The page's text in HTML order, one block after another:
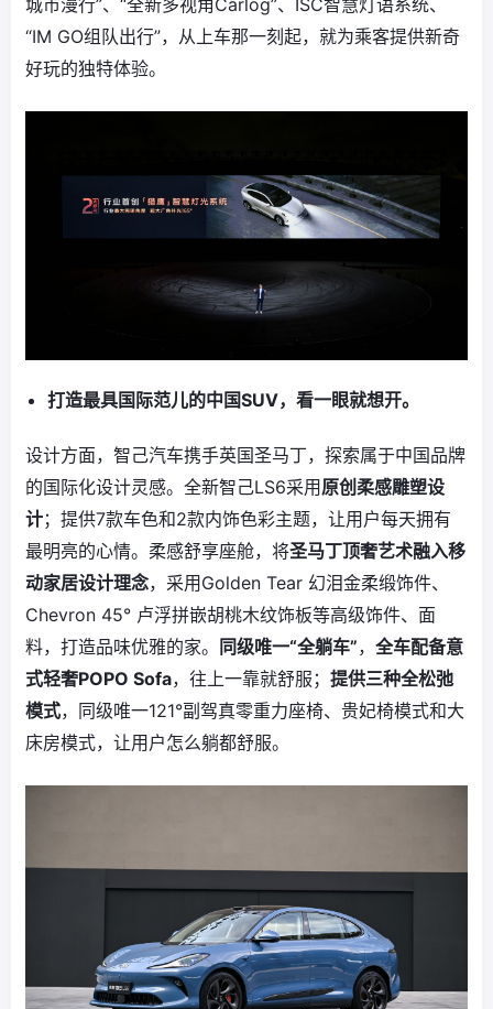
城市漫行”、“全新多视角Carlog”、ISC智慧灯语系统、
“IM GO组队出行”，从上车那一刻起，就为乘客提供新奇
好玩的独特体验。
打造最具国际范儿的中国SUV，看一眼就想开。
设计方面，智己汽车携手英国圣马丁，探索属于中国品牌
的国际化设计灵感。全新智己LS6采用 原创柔感雕塑设
计；提供7款车色和2款内饰色彩主题，让用户每天拥有
最明亮的心情。柔感舒享座舱，将圣马丁顶奢艺术融入移
动家居设计理念，采用Golden Tear 幻泪金柔缎饰件、
Chevron 45° 卢浮拼嵌胡桃木纹饰板等高级饰件、面
料，打造品味优雅的家。
同级唯一“全躺车”， 全车配备意
式轻奢POPO Sofa，往上一靠就舒服； 提供三种全松弛
模式，同级唯一121°副驾真零重力座椅、贵妃椅模式和大
床房模式，让用户怎么躺都舒服。